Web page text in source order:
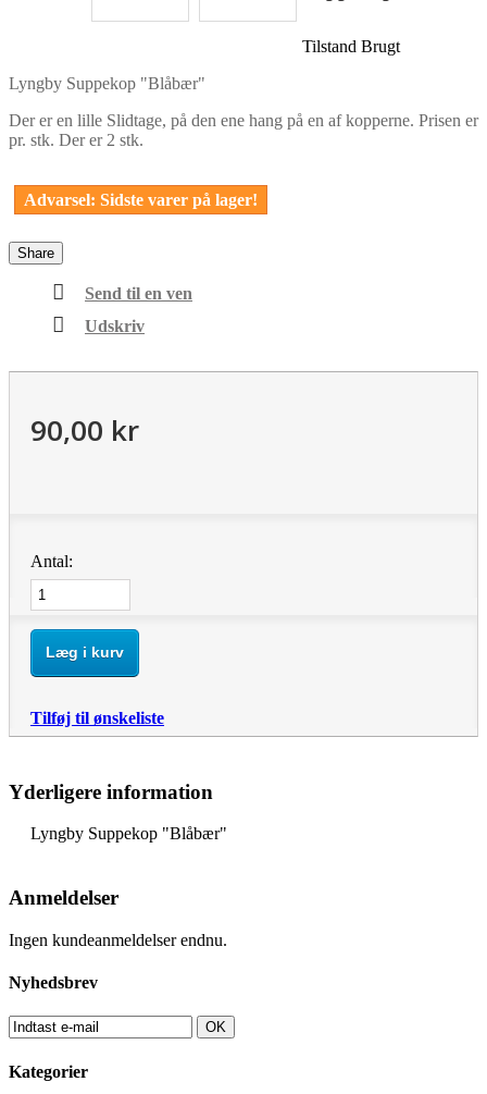
Tilstand Brugt
Lyngby Suppekop "Blåbær"
Der er en lille Slidtage, på den ene hang på en af kopperne. Prisen er
pr. stk. Der er 2 stk.
Advarsel: Sidste varer på lager!
Share
Send til en ven
Udskriv
90,00 kr
Antal:
Læg i kurv
Tilføj til ønskeliste
Yderligere information
Lyngby Suppekop "Blåbær"
Anmeldelser
Ingen kundeanmeldelser endnu.
Nyhedsbrev
OK
Kategorier